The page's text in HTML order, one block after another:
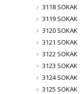
3118 SOKAK
3119 SOKAK
3120 SOKAK
3121 SOKAK
3122 SOKAK
3123 SOKAK
3124 SOKAK
3125 SOKAK